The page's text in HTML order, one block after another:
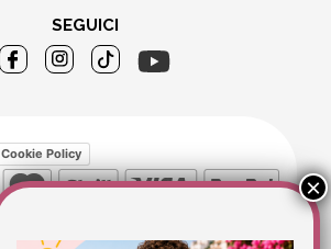
SEGUICI
Cookie Policy